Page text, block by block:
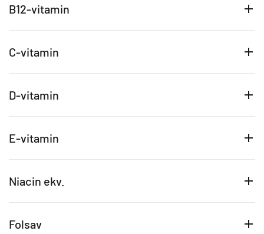
B12-vitamin
C-vitamin
D-vitamin
E-vitamin
Niacin ekv.
Folsav